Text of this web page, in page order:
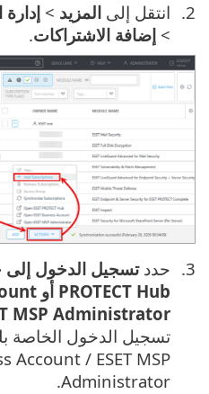
انتقل إلى ‎ المزيد >
> إضافة الاشتراكات.
حدد
MSP Administrator
Account / ESET MSP
Administrator.